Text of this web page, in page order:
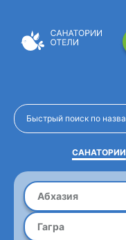
САНАТОРИИ
Абхазия
Гагра